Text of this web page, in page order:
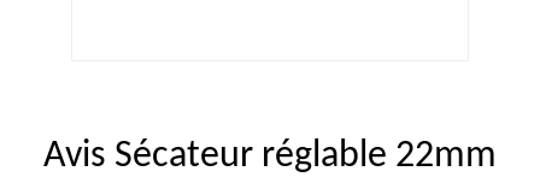
Avis Sécateur réglable 22mm